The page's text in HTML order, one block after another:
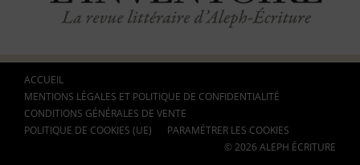
ACCUEIL
MENTIONS LÉGALES ET POLITIQUE DE CONFIDENTIALITÉ
CONDITIONS GÉNÉRALES DE VENTE
POLITIQUE DE COOKIES (UE)
PARAMÉTRER LES COOKIES
© 2026 ALEPH ÉCRITURE